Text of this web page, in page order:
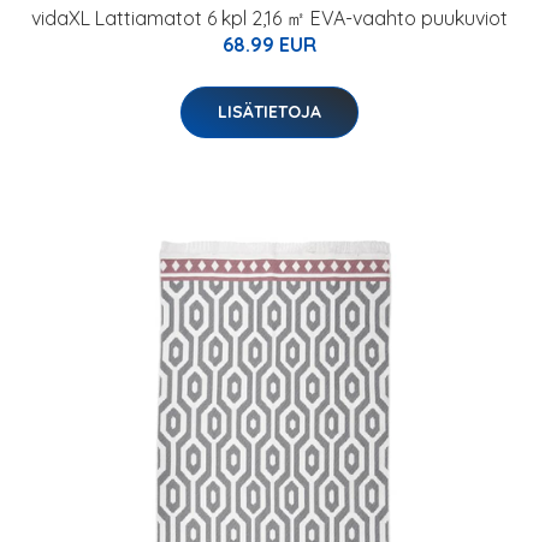
vidaXL Lattiamatot 6 kpl 2,16 ㎡ EVA-vaahto puukuviot
68.99 EUR
LISÄTIETOJA